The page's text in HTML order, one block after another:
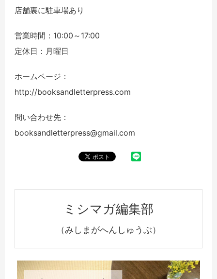
店舗裏に駐車場あり
営業時間：10:00～17:00
定休日：月曜日
ホームページ：
http://booksandletterpress.com
問い合わせ先：
booksandletterpress@gmail.com
ミシマガ編集部
（みしまがへんしゅうぶ）